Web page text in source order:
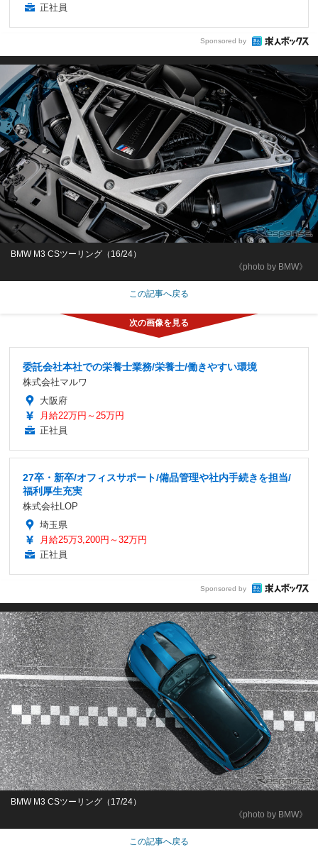
正社員
Sponsored by
《photo by BMW》
BMW M3 CSツーリング（16/24）
この記事へ戻る
委託会社本社での栄養士業務/栄養士/働きやすい環境
株式会社マルワ
大阪府
月給22万円～25万円
正社員
27卒・新卒/オフィスサポート/備品管理や社内手続きを担当/
福利厚生充実
株式会社LOP
埼玉県
月給25万3,200円～32万円
正社員
Sponsored by
《photo by BMW》
BMW M3 CSツーリング（17/24）
この記事へ戻る